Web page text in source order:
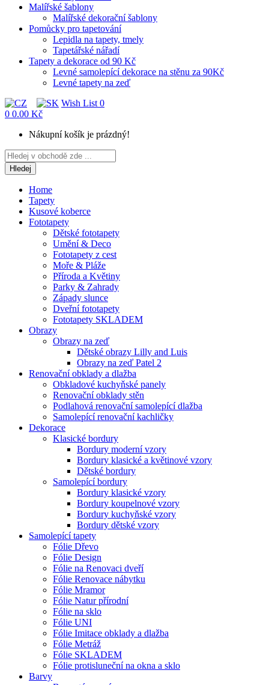
Malířské šablony
Malířské dekorační šablony
Pomůcky pro tapetování
Lepidla na tapety, tmely
Tapetářské nářadí
Tapety a dekorace od 90 Kč
Levné samolepící dekorace na stěnu za 90Kč
Levné tapety na zeď
Wish List 0
0 0.00 Kč
Nákupní košík je prázdný!
Hledej
Home
Tapety
Kusové koberce
Fototapety
Dětské fototapety
Umění & Deco
Fototapety z cest
Moře & Pláže
Příroda a Květiny
Parky & Zahrady
Západy slunce
Dveřní fototapety
Fototapety SKLADEM
Obrazy
Obrazy na zeď
Dětské obrazy Lilly and Luis
Obrazy na zeď Patel 2
Renovační obklady a dlažba
Obkladové kuchyňské panely
Renovační obklady stěn
Podlahová renovační samolepící dlažba
Samolepící renovační kachličky
Dekorace
Klasické bordury
Bordury moderní vzory
Bordury klasické a květinové vzory
Dětské bordury
Samolepící bordury
Bordury klasické vzory
Bordury koupelnové vzory
Bordury kuchyňské vzory
Bordury dětské vzory
Samolepící tapety
Fólie Dřevo
Fólie Design
Fólie na Renovaci dveří
Fólie Renovace nábytku
Fólie Mramor
Fólie Natur přírodní
Fólie na sklo
Fólie UNI
Fólie Imitace obklady a dlažba
Fólie Metráž
Fólie SKLADEM
Fólie protisluneční na okna a sklo
Barvy